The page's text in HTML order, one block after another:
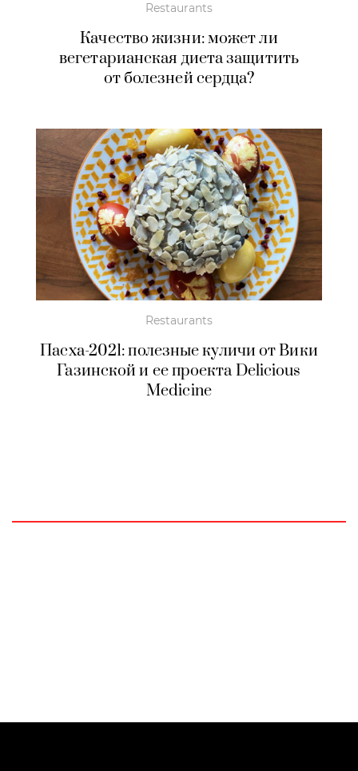
Restaurants
Качество жизни: может ли
вегетарианская диета защитить
от болезней сердца?
Restaurants
Пасха-2021: полезные куличи от Вики
Газинской и ее проекта Delicious
Medicine